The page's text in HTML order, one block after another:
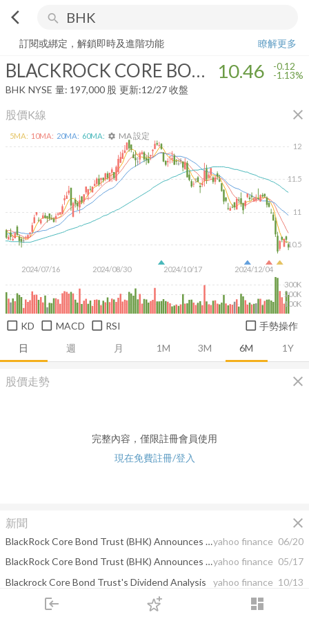
arrow_back_ios search
login dashboard
下單
BLACKROCK CORE BOND TRUST
訂閱或綁定，解鎖即時及進階功能
瞭解更多
BLACKROCK CORE BOND TRUST 10.46 -0.12
-1.13%
BHK NYSE 量: 197,000 股 更新:12/27 收盤
股價K線 close
日 週 月 1M 3M 6M 1Y
2024/07/16 2024/08/30 2024/10/17 2024/12/04
10.5
11
11.5
12
100K
200K
300K
5MA: 10MA: 20MA: 60MA: settings MA 設定
KD MACD RSI 手勢操作
股價走勢 close
完整內容，僅限註冊會員使用
現在免費註冊/登入
新聞 close
BlackRock Core Bond Trust (BHK) Announces Results of its Over-subscribed Rights Offeringyahoo finance 06/20
BlackRock Core Bond Trust (BHK) Announces Terms of Rights Offeringyahoo finance 05/17
Blackrock Core Bond Trust's Dividend Analysis
yahoo finance 10/13
First National Bank Sioux Falls Buys Amazon. ...
yahoo finance